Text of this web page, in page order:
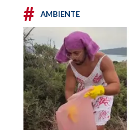
# AMBIENTE